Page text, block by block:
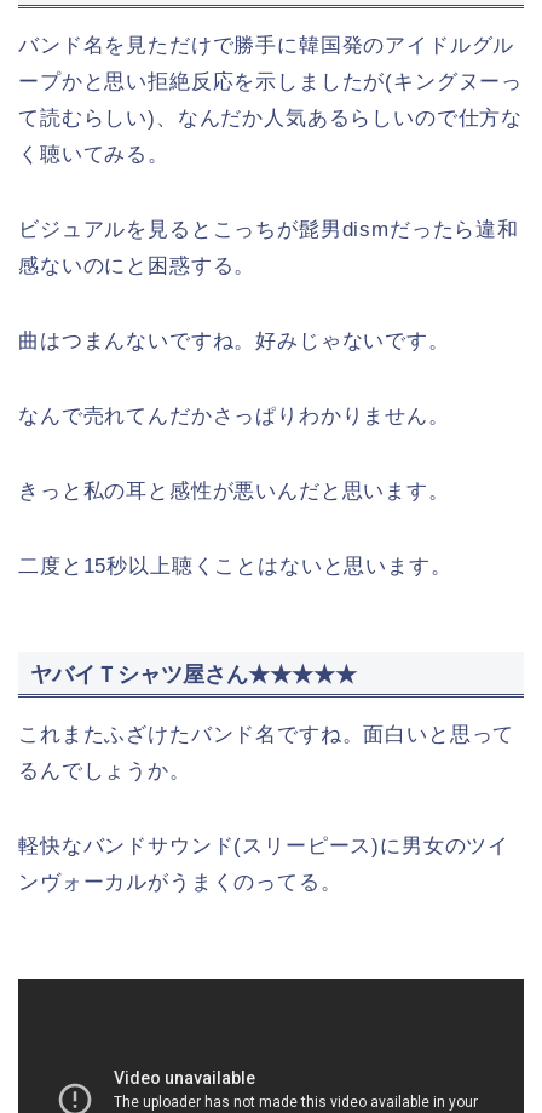
バンド名を見ただけで勝手に韓国発のアイドルグル
ープかと思い拒絶反応を示しましたが(キングヌーっ
て読むらしい)、なんだか人気あるらしいので仕方な
く聴いてみる。
ビジュアルを見るとこっちが髭男dismだったら違和
感ないのにと困惑する。
曲はつまんないですね。好みじゃないです。
なんで売れてんだかさっぱりわかりません。
きっと私の耳と感性が悪いんだと思います。
二度と15秒以上聴くことはないと思います。
ヤバイＴシャツ屋さん★★★★★
これまたふざけたバンド名ですね。面白いと思って
るんでしょうか。
軽快なバンドサウンド(スリーピース)に男女のツイ
ンヴォーカルがうまくのってる。